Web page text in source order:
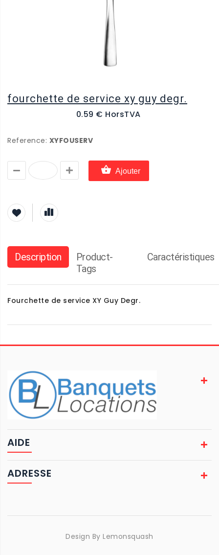
fourchette de service xy guy degr.
0.59 € HorsTVA
Reference: XYFOUSERV
Ajouter
Description
Product-
Tags
Caractéristiques
Fourchette de service XY Guy Degr.
AIDE
ADRESSE
Design ByLemonsquash